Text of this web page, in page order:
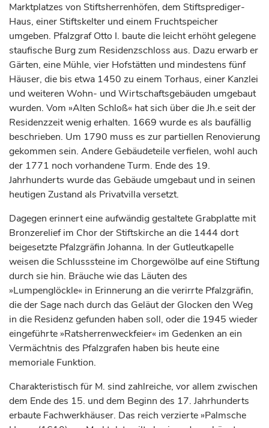
Marktplatzes von Stiftsherrenhöfen, dem Stiftsprediger-
Haus, einer Stiftskelter und einem Fruchtspeicher
umgeben. PfalzgrafOtto I. baute die leicht erhöht gelegene
staufische Burg zum Residenzschloss aus. Dazu erwarb er
Gärten, eine Mühle, vier Hofstätten und mindestens fünf
Häuser, die bis etwa 1450 zu einem Torhaus, einer Kanzlei
und weiteren Wohn- und Wirtschaftsgebäuden umgebaut
wurden. Vom »Alten Schloß« hat sich über die Jh.e seit der
Residenzzeit wenig erhalten. 1669 wurde es als baufällig
beschrieben. Um 1790 muss es zur partiellen Renovierung
gekommen sein. Andere Gebäudeteile verfielen, wohl auch
der 1771 noch vorhandene Turm. Ende des 19.
Jahrhunderts wurde das Gebäude umgebaut und in seinen
heutigen Zustand als Privatvilla versetzt.
Dagegen erinnert eine aufwändig gestaltete Grabplatte mit
Bronzerelief im Chor der Stiftskirche an die 1444 dort
beigesetzte Pfalzgräfin Johanna. In der Gutleutkapelle
weisen die Schlusssteine im Chorgewölbe auf eine Stiftung
durch sie hin. Bräuche wie das Läuten des
»Lumpenglöckle« in Erinnerung an die verirrte Pfalzgräfin,
die der Sage nach durch das Geläut der Glocken den Weg
in die Residenz gefunden haben soll, oder die 1945 wieder
eingeführte »Ratsherrenweckfeier« im Gedenken an ein
Vermächtnis des Pfalzgrafen haben bis heute eine
memoriale Funktion.
Charakteristisch für M. sind zahlreiche, vor allem zwischen
dem Ende des 15. und dem Beginn des 17. Jahrhunderts
erbaute Fachwerkhäuser. Das reich verzierte »Palmsche